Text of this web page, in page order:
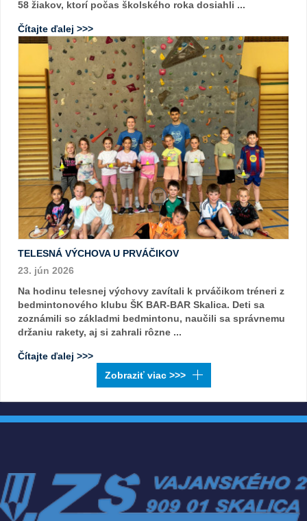
58 žiakov, ktorí počas školského roka dosiahli ...
Čítajte ďalej >>>
TELESNÁ VÝCHOVA U PRVÁČIKOV
23. jún 2026
Na hodinu telesnej výchovy zavítali k prváčikom tréneri z
bedmintonového klubu ŠK BAR-BAR Skalica. Deti sa
zoznámili so základmi bedmintonu, naučili sa správnemu
držaniu rakety, aj si zahrali rôzne ...
Čítajte ďalej >>>